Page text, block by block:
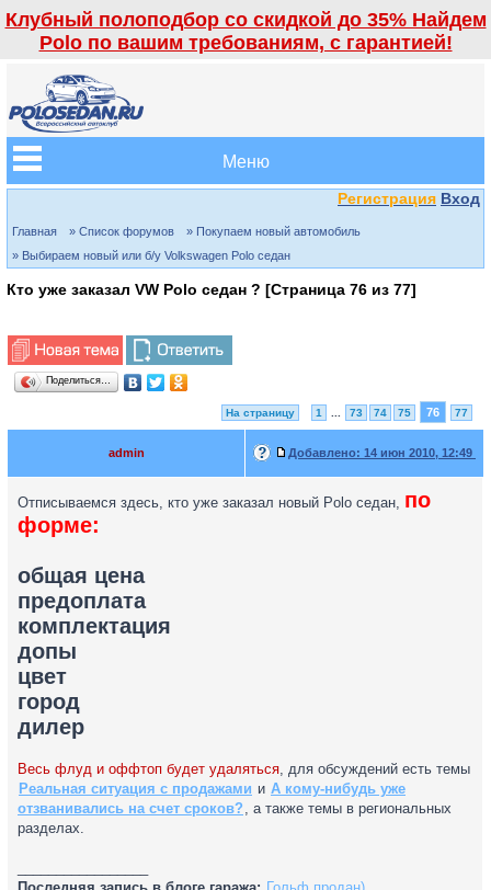
Клубный полоподбор со скидкой до 35% Найдем
Polo по вашим требованиям, с гарантией!
Меню
Регистрация Вход
Главная » Список форумов
» Покупаем новый автомобиль
» Выбираем новый или б/у Volkswagen Polo седан
Кто уже заказал VW Polo седан ? [Страница 76 из 77]
Поделиться…
На страницу 1 73 74 75 76 77
admin Добавлено: 14 июн 2010, 12:49
Отписываемся здесь, кто уже заказал новый Polo седан, по
форме:
общая цена
предоплата
комплектация
допы
цвет
город
дилер
Весь флуд и оффтоп будет удаляться, для обсуждений есть темы
Реальная ситуация с продажами и А кому-нибудь уже
отзванивались на счет сроков? , а также темы в региональных
разделах.